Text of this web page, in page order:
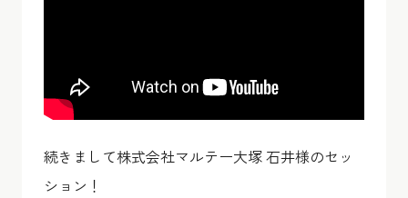
続きまして株式会社マルテー大塚 石井様のセッ
ション！